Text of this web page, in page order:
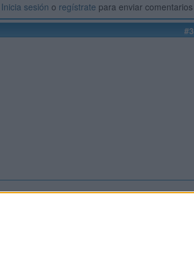
Inicia sesión o regístrate para enviar comentarios
#3
Inicia sesiónoregístratepara enviar comentarios